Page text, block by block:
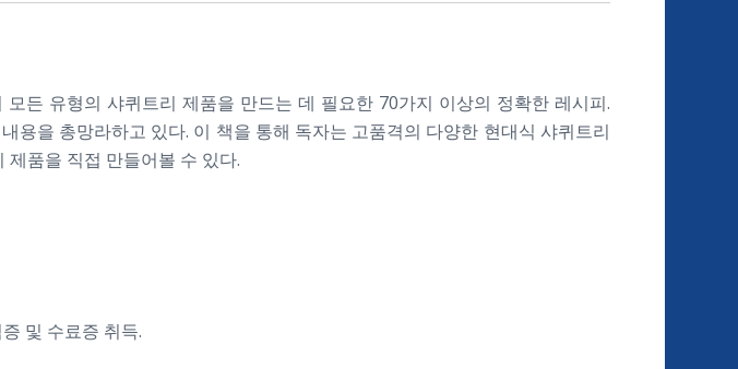
든 유형의 샤퀴트리 제품을 만드는 데 필요한 70가지 이상의 정확한 레시피.
을 총망라하고 있다. 이 책을 통해 독자는 고품격의 다양한 현대식 샤퀴트리
품을 직접 만들어볼 수 있다.
및 수료증 취득.